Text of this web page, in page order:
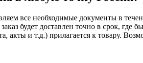
все необходимые документы в
будет доставлен точно в срок, где
акты и т.д.) прилагается к товару.